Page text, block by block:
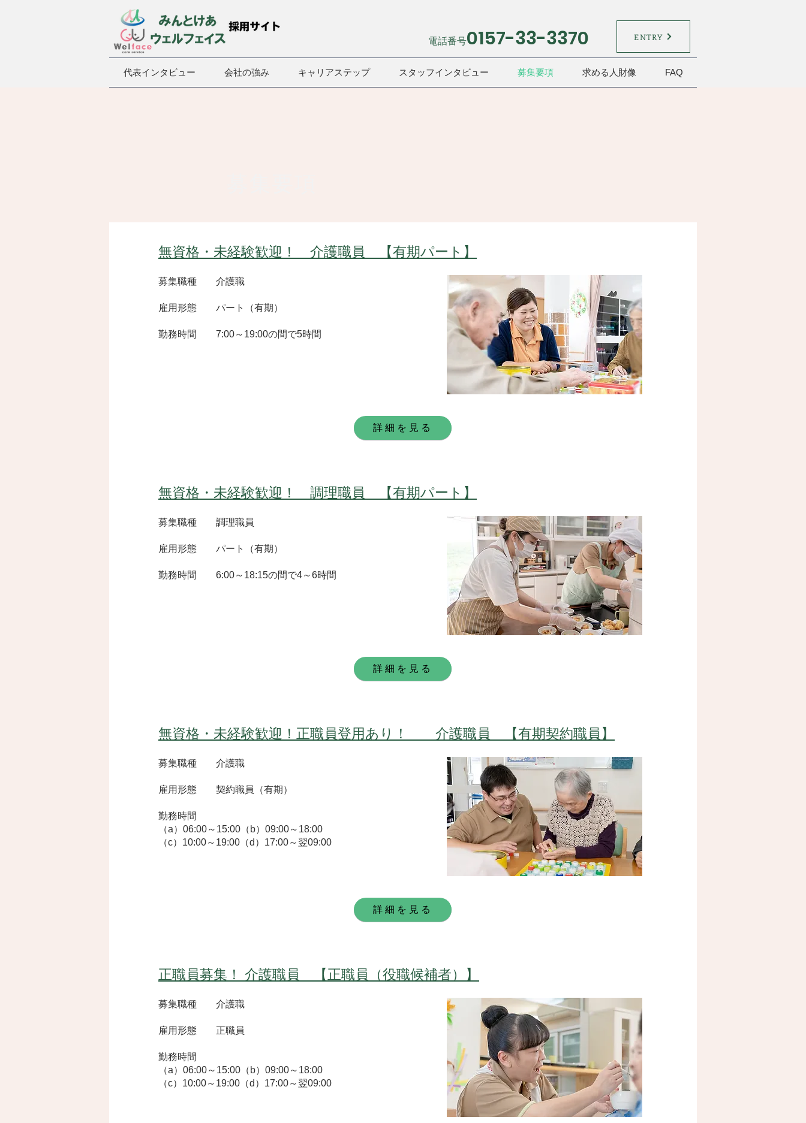
電話番号0157-33-3370 ENTRY
代表インタビュー 会社の強み キャリアステップ スタッフインタビュー 募集要項 求める人財像 FAQ
無資格・未経験歓迎！ 介護職員 【有期パート】
募集職種 介護職
雇用形態 パート（有期）
​勤務時間 7:00～19:00の間で5時間
詳細を見る
無資格・未経験歓迎！ 調理職員 【有期パート】
募集職種 調理職員
雇用形態 パート（有期）
​勤務時間 6:00～18:15の間で4～6時間
詳細を見る
無資格・未経験歓迎！正職員登用あり！ 介護職員 【有期契約職員 】
募集職種 介護職
雇用形態 契約職員（有期）
​勤務時間
（a）06:00～15:00（b）09:00～18:00
（c）10:00～19:00（d）17:00～翌09:00
詳細を見る
正職員募集！ 介護職員 【正職員（役職候補者）】
募集職種 介護職
雇用形態 正職員
​勤務時間
（a）06:00～15:00（b）09:00～18:00
（c）10:00～19:00（d）17:00～翌09:00